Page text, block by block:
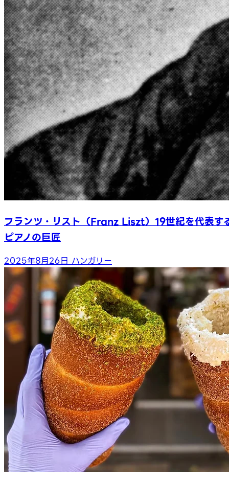
フランツ・リスト（Franz Liszt）19世紀を代表す
ピアノの巨匠
2025年8月26日 ハンガリー